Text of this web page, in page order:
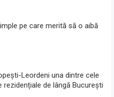
pe care merită să o aibă
Leordeni una dintre cele
rezidențiale de lângă București